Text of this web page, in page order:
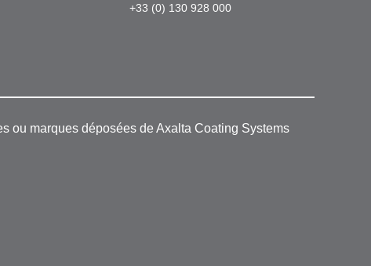
+33 (0) 130 928 000
ou marques déposées de Axalta Coating Systems